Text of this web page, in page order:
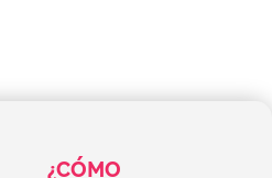
¿CÓMO